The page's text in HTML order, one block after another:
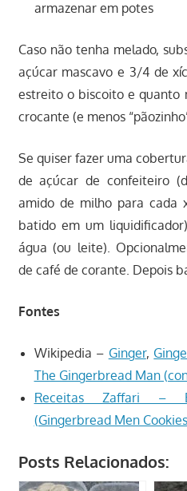
armazenar em potes
Caso não tenha melado,
açúcar mascavo e 3/4 de
estreito o biscoito e quanto
crocante (e menos
Se quiser fazer uma
de açúcar de confeiteiro
amido de milho para cada
batido em um
água (ou leite).
de café de corante. Depois
Fontes
Wikipedia – Ginger,
The Gingerbread Man
Receitas Zaffari –
(Gingerbread Men
Posts Relacionados: